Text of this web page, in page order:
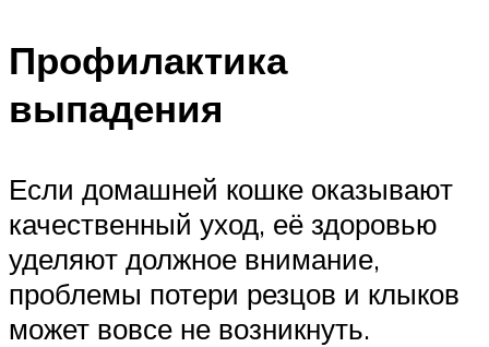
Профилактика
выпадения
Если домашней кошке оказывают
качественный уход, её здоровью
уделяют должное внимание,
проблемы потери резцов и клыков
может вовсе не возникнуть.